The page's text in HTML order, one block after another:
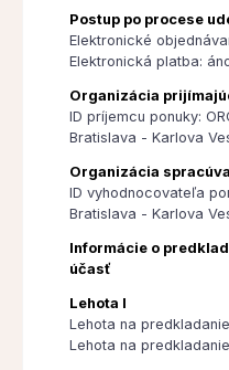
Postup po procese
Elektronické
Elektronická platba:
Organizácia
ID príjemcu ponuky:
Bratislava - Karlova
Organizácia
ID vyhodnocovateľa
Bratislava - Karlova
Informácie o
účasť
Lehota I
Lehota na
Lehota na